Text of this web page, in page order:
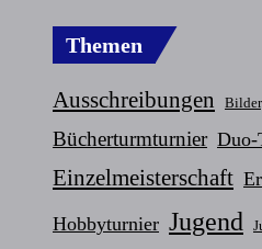
Themen
Ausschreibungen
Bücherturmturnier Duo-
Einzelmeisterschaft
Hobbyturnier Jugend